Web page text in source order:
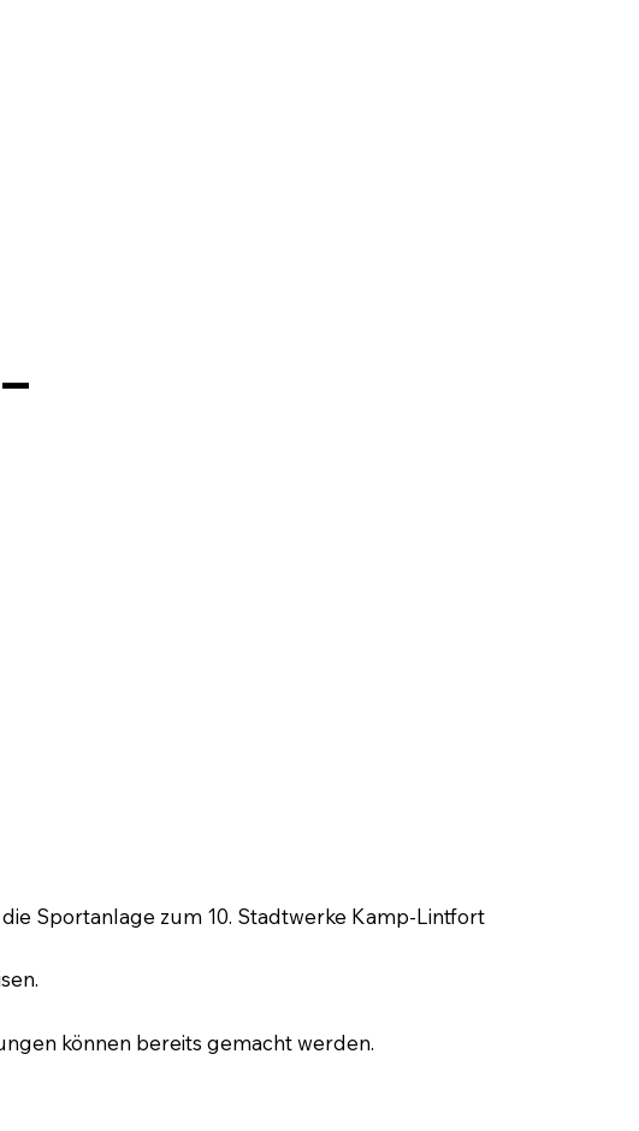
Sportanlage zum 10. Stadtwerke Kamp-Lintfort
können bereits gemacht werden.